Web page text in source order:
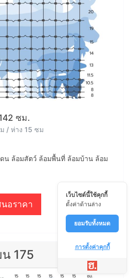
ซม.
/ ห่าง 15 ซม
น ล้อมสัตว์ ล้อมพื้นที่ ล้อมบ้าน ล้อม
อราคา
175
เว็บไซต์นี้ใช้คุกกี้
ตั้งค่าด้านล่าง
ยอมรับทั้งหมด
การตั้งค่าคุกกี้